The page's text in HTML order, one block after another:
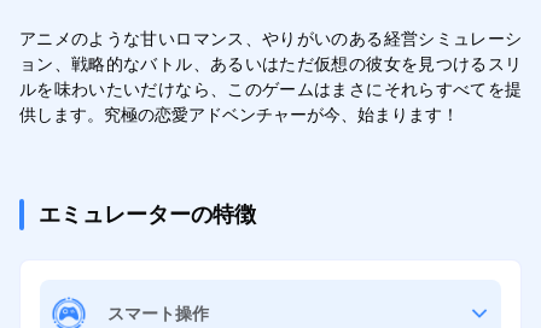
アニメのような甘いロマンス、やりがいのある経営シミュレーシ
ョン、戦略的なバトル、あるいはただ仮想の彼女を見つけるスリ
ルを味わいたいだけなら、このゲームはまさにそれらすべてを提
供します。究極の恋愛アドベンチャーが今、始まります！
エミュレーターの特徴
スマート操作